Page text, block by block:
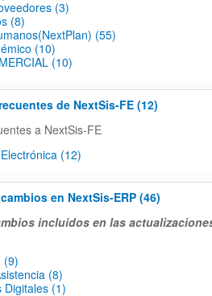
(3)
(8)
(55)
(10)
(10)
de NextSis-FE (12)
a NextSis-FE
(12)
en NextSis-ERP (46)
incluidos en las
(9)
(8)
Digitales (1)